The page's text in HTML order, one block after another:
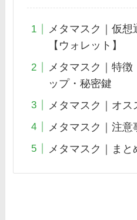
メタマスク｜仮
【ウォレット】
メタマスク｜特徴
ップ・秘密鍵
メタマスク｜オス
メタマスク｜注意
メタマスク｜まと